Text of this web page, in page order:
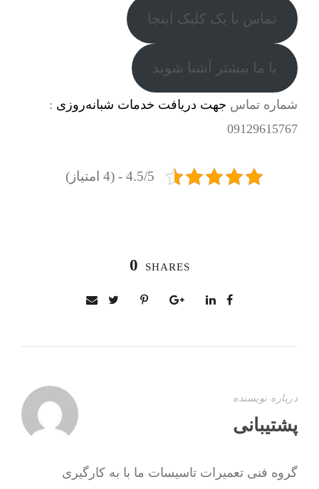
تماس با یک کلیک اینجا
با ما بیشتر آشنا شوید
شماره تماس جهت دریافت خدمات شبانه‌روزی :
09129615767
4.5/5 - (4 امتیاز)
0 SHARES
درباره نویسنده
پشتیبانی
گروه فنی تعمیرات تاسیسات ما با به‌ کارگیری